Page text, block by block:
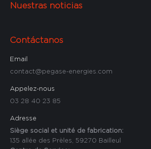
Nuestras noticias
Contáctanos
Email
contact@pegase-energies.com
Appelez-nous
03 28 40 23 85
Adresse
Siège social et unité de fabrication:
135 allée des Prèles, 59270 Bailleul